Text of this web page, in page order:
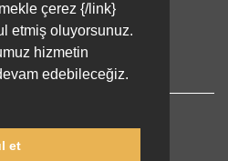
çerez {/link}
etmiş oluyorsunuz.
hizmetin
edebileceğiz.
et